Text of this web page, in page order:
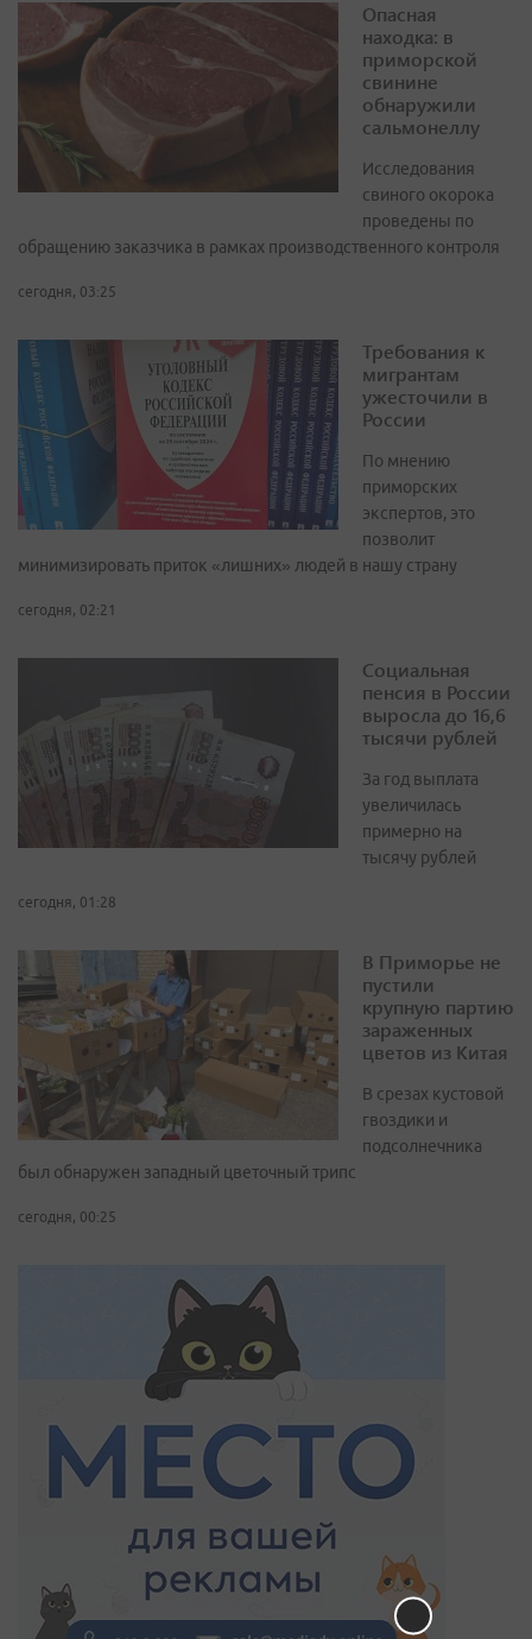
Опасная
находка: в
приморской
свинине
обнаружили
сальмонеллу
Исследования
свиного окорока
проведены по
обращению заказчика в рамках производственного контроля
сегодня, 03:25
Требования к
мигрантам
ужесточили в
России
По мнению
приморских
экспертов, это
позволит
минимизировать приток «лишних» людей в нашу страну
сегодня, 02:21
Социальная
пенсия в России
выросла до 16,6
тысячи рублей
За год выплата
увеличилась
примерно на
тысячу рублей
сегодня, 01:28
В Приморье не
пустили
крупную партию
зараженных
цветов из Китая
В срезах кустовой
гвоздики и
подсолнечника
был обнаружен западный цветочный трипс
сегодня, 00:25